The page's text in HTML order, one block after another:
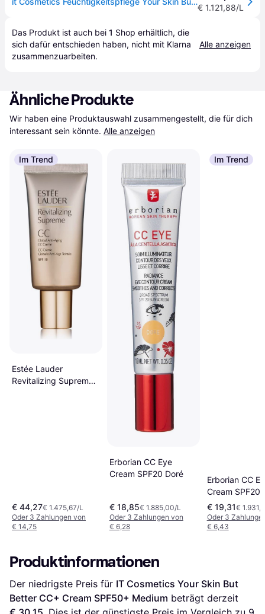
€ 1.121,88/L
Das Produkt ist auch bei 1 Shop erhältlich, die
sich dafür entschieden haben, nicht mit Klarna
zusammenzuarbeiten.
Alle anzeigen
Ähnliche Produkte
Wir haben eine Produktauswahl zusammengestellt, die für dich
interessant sein könnte. Alle anzeigen
Im Trend
Estée Lauder
Revitalizing Supreme
€ 44,27€ 1.475,67/L
Oder 3 Zahlungen von
€ 14,75
Erborian CC Eye
Cream SPF20 Doré
€ 18,85€ 1.885,00/L
Oder 3 Zahlungen von
€ 6,28
Im Trend
Erborian CC
Cream SPF20
€ 19,31€
Oder 3
€ 6,43
Produktinformationen
Der niedrigste Preis für IT Cosmetics Your Skin But
Better CC+ Cream SPF50+ Medium